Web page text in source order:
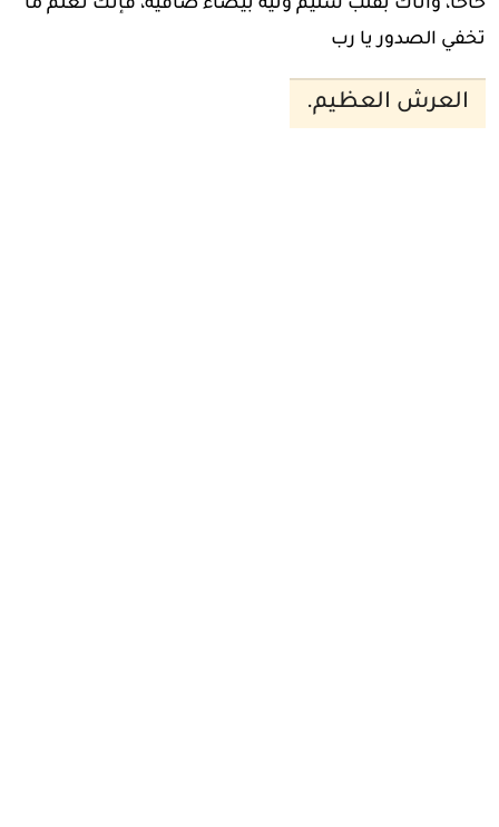
حاحا، وأتاك بقلب سليم ونية بيضاء صافية، فإنك تعلم ما
تخفي الصدور يا رب
العرش العظيم.